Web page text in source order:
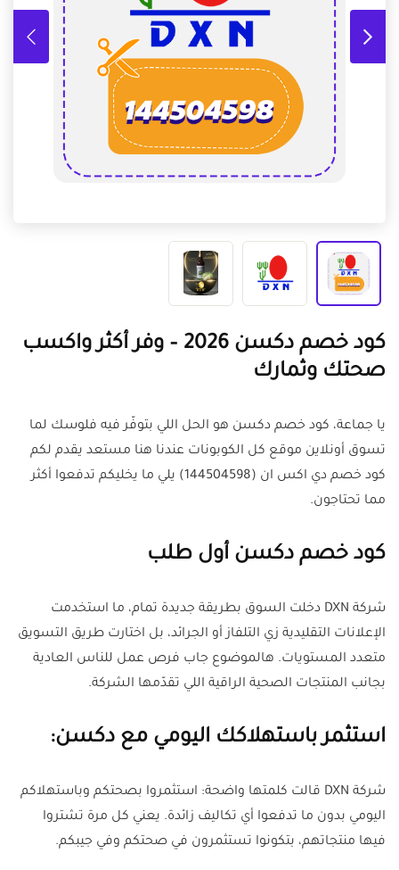
كود خصم دكسن 2026 – وفر أكثر واكسب
صحتك وثمارك
يا جماعة، كود خصم دكسن هو الحل اللي بتوفّر فيه فلوسك لما
تسوق أونلاين موقع كل الكوبونات عندنا هنا مستعد يقدم لكم
كود خصم دي اكس ان (144504598) يلي ما يخليكم تدفعوا أكثر
مما تحتاجون.
كود خصم دكسن أول طلب
شركة DXN دخلت السوق بطريقة جديدة تمام، ما استخدمت
الإعلانات التقليدية زي التلفاز أو الجرائد، بل اختارت طريق التسويق
متعدد المستويات. هالموضوع جاب فرص عمل للناس العادية
بجانب المنتجات الصحية الراقية اللي تقدّمها الشركة.
استثمر باستهلاكك اليومي مع دكسن:
شركة DXN قالت كلمتها واضحة: استثمروا بصحتكم وباستهلاكم
اليومي بدون ما تدفعوا أي تكاليف زائدة. يعني كل مرة تشتروا
فيها منتجاتهم، بتكونوا تستثمرون في صحتكم وفي جيبكم.